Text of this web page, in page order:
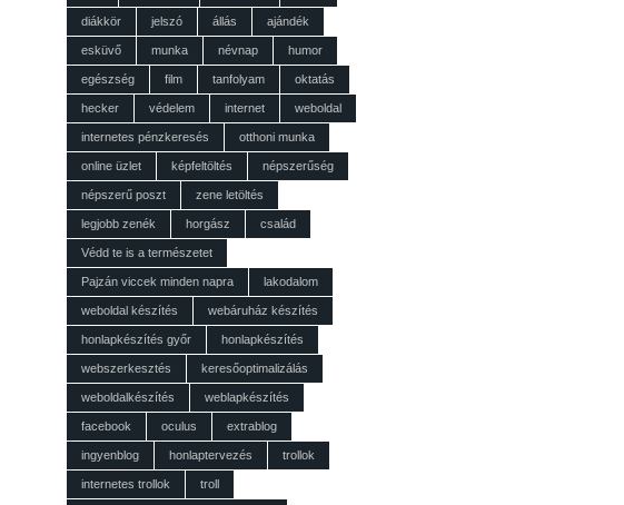
diákkör jelszó állás ajándék
esküvő munka névnap humor
egészség film tanfolyam oktatás
hecker védelem internet weboldal
internetes pénzkeresés otthoni munka
online üzlet képfeltöltés népszerűség
népszerű poszt zene letöltés
legjobb zenék horgász család
Védd te is a természetet
Pajzán viccek minden napra lakodalom
weboldal készítés webáruház készítés
honlapkészítés győr honlapkészítés
webszerkesztés keresőoptimalizálás
weboldalkészítés weblapkészítés
facebook oculus extrablog
ingyenblog honlaptervezés trollok
internetes trollok troll